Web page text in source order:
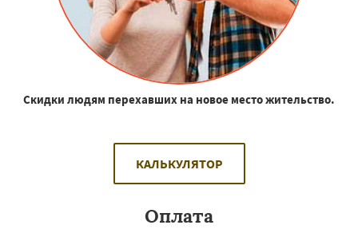
Скидки людям перехавших на новое место жительство.
КАЛЬКУЛЯТОР
Оплата